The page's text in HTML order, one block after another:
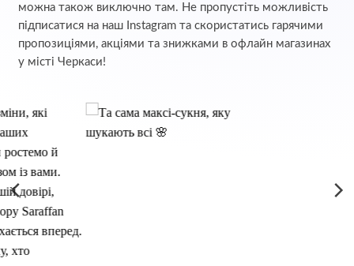
можна також виключно там. Не пропустіть можливість
підписатися на наш Instagram та скористатись гарячими
пропозиціями, акціями та знижками в офлайн магазинах
у місті Черкаси!